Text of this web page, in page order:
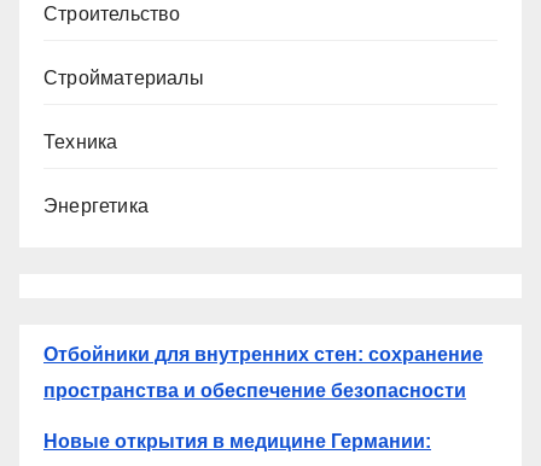
Строительство
Стройматериалы
Техника
Энергетика
Отбойники для внутренних стен: сохранение
пространства и обеспечение безопасности
Новые открытия в медицине Германии: